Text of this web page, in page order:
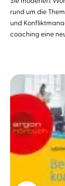
rund um die
und
coaching eine